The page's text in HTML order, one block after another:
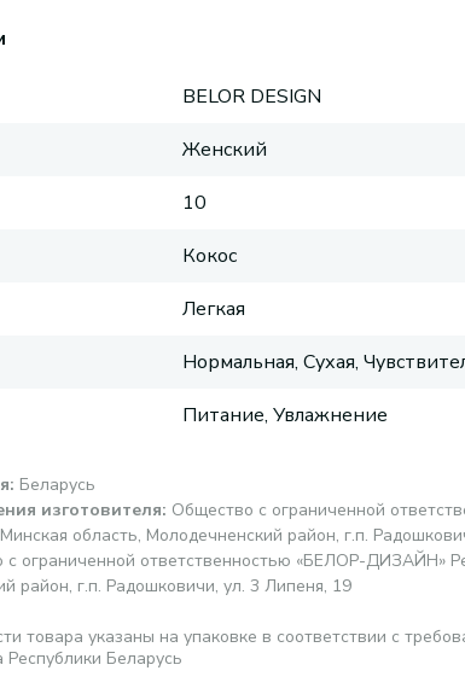
BELOR DESIGN
Женский
10
Кокос
Легкая
Нормальная, Сухая,
Питание, Увлажнение
: Беларусь
изготовителя: Общество с ограниченной
область, Молодечненский район, г.п.
с ограниченной ответственностью «БЕЛОР-ДИЗАЙН»
район, г.п. Радошковичи, ул. 3 Липеня, 19
товара указаны на упаковке в соответствии с
Беларусь